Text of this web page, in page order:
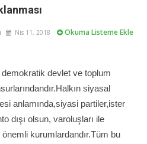
Nis 11, 2018 Okuma Listeme Ekle
devlet ve toplum
siyasal
anlamında,siyasi partiler,ister
dışı olsun, varoluşları ile
kurumlardandır.Tüm bu